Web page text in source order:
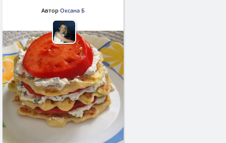
Автор Оксана Б